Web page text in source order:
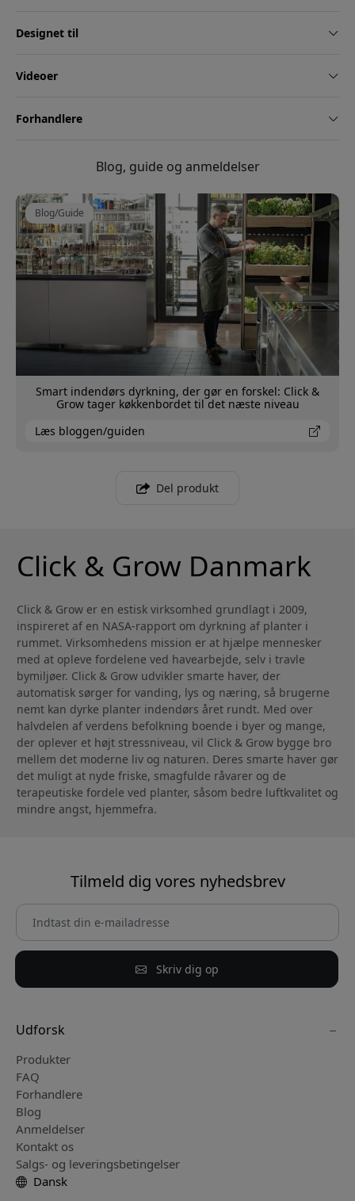
Designet til
Videoer
Forhandlere
Blog, guide og anmeldelser
Blog/Guide
Smart indendørs dyrkning, der gør en forskel: Click &
Grow tager køkkenbordet til det næste niveau
Læs bloggen/guiden
Del produkt
Click & Grow Danmark
Click & Grow er en estisk virksomhed grundlagt i 2009,
inspireret af en NASA-rapport om dyrkning af planter i
rummet. Virksomhedens mission er at hjælpe mennesker
med at opleve fordelene ved havearbejde, selv i travle
bymiljøer. Click & Grow udvikler smarte haver, der
automatisk sørger for vanding, lys og næring, så brugerne
nemt kan dyrke planter indendørs året rundt. Med over
halvdelen af verdens befolkning boende i byer og mange,
der oplever et højt stressniveau, vil Click & Grow bygge bro
mellem det moderne liv og naturen. Deres smarte haver gør
det muligt at nyde friske, smagfulde råvarer og de
terapeutiske fordele ved planter, såsom bedre luftkvalitet og
mindre angst, hjemmefra.
Tilmeld dig vores nyhedsbrev
Skriv dig op
Udforsk
Produkter
FAQ
Forhandlere
Blog
Anmeldelser
Kontakt os
Salgs- og leveringsbetingelser
Dansk